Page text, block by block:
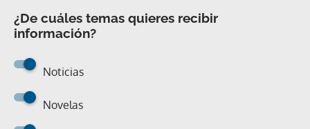
¿De cuáles temas quieres recibir
información?
Noticias
Novelas